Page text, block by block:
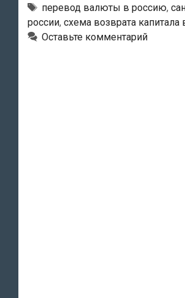
в
Россию
аномальный
Тэги
перевод валюты в россию,
россии, схема возврата
Оставьте комментарий